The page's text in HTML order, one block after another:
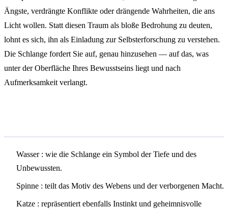
Ängste, verdrängte Konflikte oder drängende Wahrheiten, die ans
Licht wollen. Statt diesen Traum als bloße Bedrohung zu deuten,
lohnt es sich, ihn als Einladung zur Selbsterforschung zu verstehen.
Die Schlange fordert Sie auf, genau hinzusehen — auf das, was
unter der Oberfläche Ihres Bewusstseins liegt und nach
Aufmerksamkeit verlangt.
Wasser: wie die Schlange ein Symbol der Tiefe und des
Unbewussten.
Spinne : teilt das Motiv des Webens und der verborgenen Macht.
Katze : repräsentiert ebenfalls Instinkt und geheimnisvolle